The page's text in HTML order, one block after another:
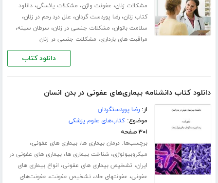
مشکلات زنان، عفونت واژن، مشکلات یائسگی،دانلود
کتاب زنان،رضا پوردست گردان، علل درد رحم در زنان،
سلامت بانوان، مشکلات جنسی در زنان، سرطان سینه،
مراقبت های بارداری، مشکلات جنسی در زنان
دانلود کتاب
دانلود کتاب دانشنامه بیماری‌های عفونی در بدن انسان
از:رضا پوردستگردان
موضوع:کتاب‌های علوم پزشکی
۳۰۱ صفحه
برچسب‌ها:درمان بیماری ها،بیماری های عفونی،
میکروبیولوژی،شناخت بیماری ها،بیماری های عفونی در
ایران، تشخیص بیماری های عفونی، انواع بیماری های
عفونی، عفونتهای حاد، تشخیص عفونت، عفونت‌های